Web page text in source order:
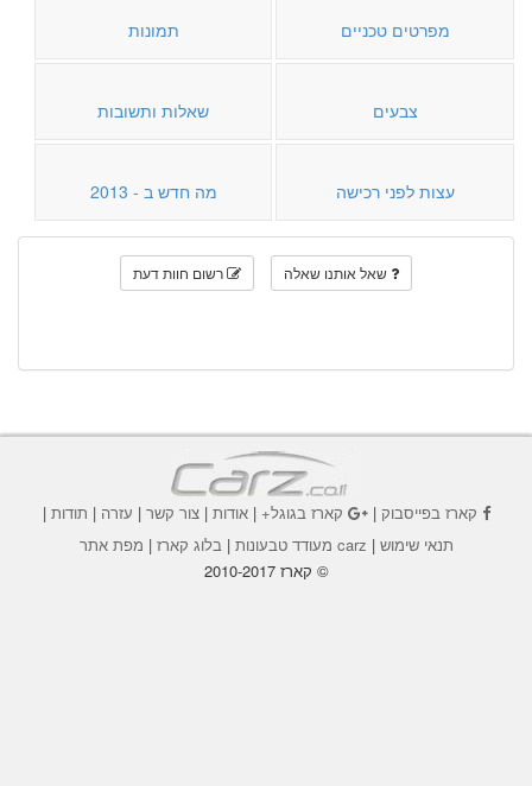
מפרטים טכניים תמונות
צבעים שאלות ותשובות
עצות לפני רכישה מה חדש ב - 2013
שאל אותנו שאלה רשום חוות דעת
קארז בפייסבוק| קארז בגוגל+|אודות |צור קשר | עזרה | תודות |
תנאי שימוש | carz מעודד טבעונות | בלוג קארז | מפת אתר
© קארז 2010-2017